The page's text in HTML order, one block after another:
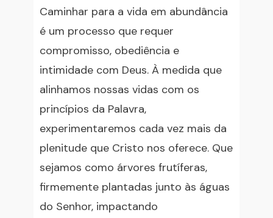
Caminhar para a vida em abundância
é um processo que requer
compromisso, obediência e
intimidade com Deus. À medida que
alinhamos nossas vidas com os
princípios da Palavra,
experimentaremos cada vez mais da
plenitude que Cristo nos oferece. Que
sejamos como árvores frutíferas,
firmemente plantadas junto às águas
do Senhor, impactando